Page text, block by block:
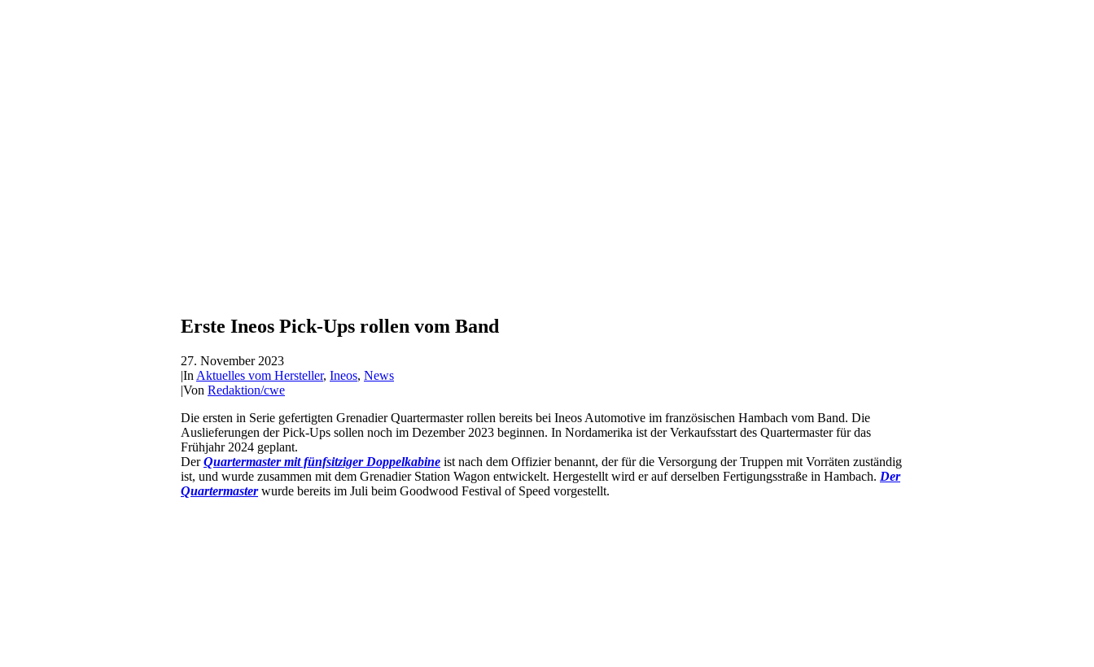
Erste Ineos Pick-Ups rollen vom Band
27. November 2023
|In Aktuelles vom Hersteller, Ineos, News
|Von Redaktion/cwe
Die ersten in Serie gefertigten Grenadier Quartermaster rollen bereits bei Ineos Automotive im französischen Hambach vom Band. Die
Auslieferungen der Pick-Ups sollen noch im Dezember 2023 beginnen. In Nordamerika ist der Verkaufsstart des Quartermaster für das
Frühjahr 2024 geplant.
DerQuartermaster mit fünfsitziger Doppelkabine ist nach dem Offizier benannt, der für die Versorgung der Truppen mit Vorräten zuständig
ist, und wurde zusammen mit dem Grenadier Station Wagon entwickelt. Hergestellt wird er auf derselben Fertigungsstraße in Hambach. Der
Quartermasterwurde bereits im Juli beim Goodwood Festival of Speed vorgestellt.